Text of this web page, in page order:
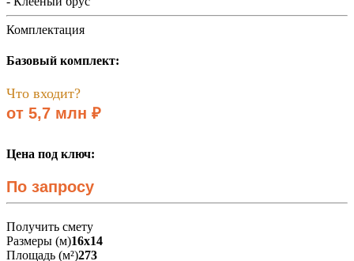
Комплектация
Базовый комплект:
Что входит?
от 5,7 млн ₽
Цена под ключ:
По запросу
Получить смету
Размеры (м)16х14
Площадь (м²)273